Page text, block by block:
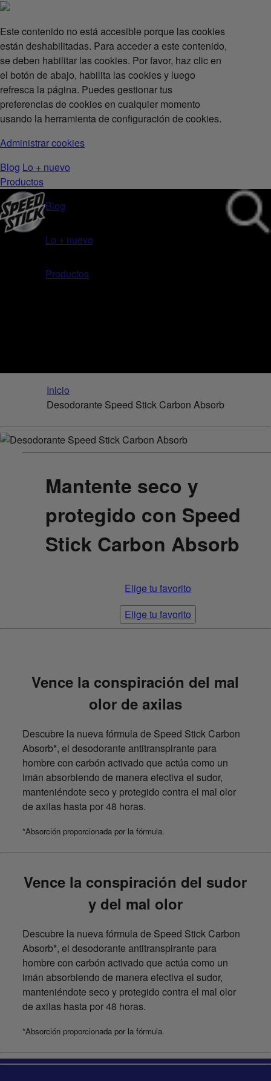
Este contenido no está accesible porque las cookies
están deshabilitadas. Para acceder a este contenido,
se deben habilitar las cookies. Por favor, haz clic en
el botón de abajo, habilita las cookies y luego
refresca la página. Puedes gestionar tus
preferencias de cookies en cualquier momento
usando la herramienta de configuración de cookies.
Administrar cookies
Blog Lo + nuevo
Productos
Blog
Lo + nuevo
Productos
Inicio
Desodorante Speed Stick Carbon Absorb
Mantente seco y
protegido con Speed
Stick Carbon Absorb
Elige tu favorito
Elige tu favorito
Vence la conspiración del mal
olor de axilas
Descubre la nueva fórmula de Speed Stick Carbon
Absorb*, el desodorante antitranspirante para
hombre con carbón activado que actúa como un
imán absorbiendo de manera efectiva el sudor,
manteniéndote seco y protegido contra el mal olor
de axilas hasta por 48 horas.
*Absorción proporcionada por la fórmula.
Vence la conspiración del sudor
y del mal olor
Descubre la nueva fórmula de Speed Stick Carbon
Absorb*, el desodorante antitranspirante para
hombre con carbón activado que actúa como un
imán absorbiendo de manera efectiva el sudor,
manteniéndote seco y protegido contra el mal olor
de axilas hasta por 48 horas.
*Absorción proporcionada por la fórmula.